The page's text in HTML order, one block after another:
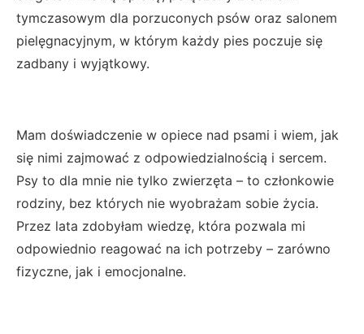
tymczasowym dla porzuconych psów oraz salonem
pielęgnacyjnym, w którym każdy pies poczuje się
zadbany i wyjątkowy.
Mam doświadczenie w opiece nad psami i wiem, jak
się nimi zajmować z odpowiedzialnością i sercem.
Psy to dla mnie nie tylko zwierzęta – to członkowie
rodziny, bez których nie wyobrażam sobie życia.
Przez lata zdobyłam wiedzę, która pozwala mi
odpowiednio reagować na ich potrzeby – zarówno
fizyczne, jak i emocjonalne.